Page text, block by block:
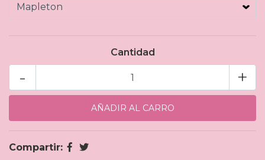
Cantidad
+
-
Compartir: